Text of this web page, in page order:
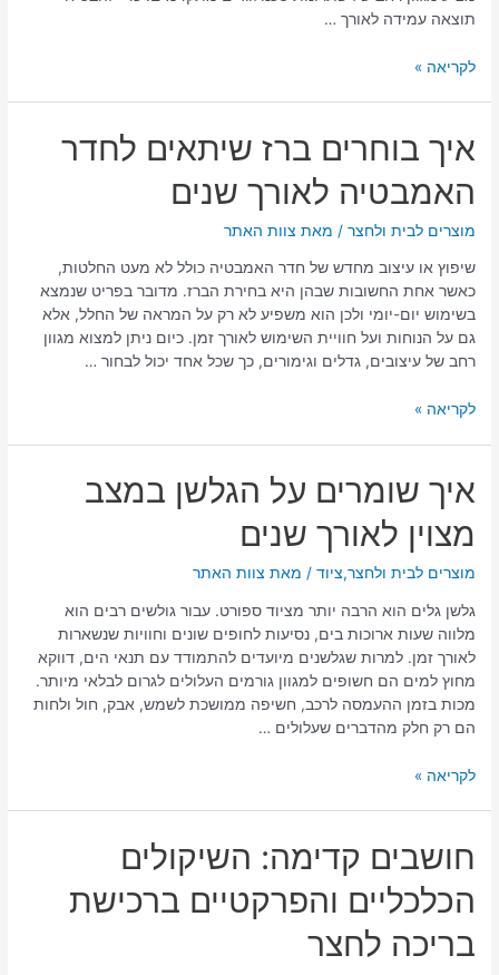
תוצאה עמידה לאורך …
לקריאה »
איך בוחרים ברז שיתאים לחדר
האמבטיה לאורך שנים
מוצרים לבית ולחצר / מאת צוות האתר
שיפוץ או עיצוב מחדש של חדר האמבטיה כולל לא מעט החלטות,
כאשר אחת החשובות שבהן היא בחירת הברז. מדובר בפריט שנמצא
בשימוש יום-יומי ולכן הוא משפיע לא רק על המראה של החלל, אלא
גם על הנוחות ועל חוויית השימוש לאורך זמן. כיום ניתן למצוא מגוון
רחב של עיצובים, גדלים וגימורים, כך שכל אחד יכול לבחור …
בוחרים
ברז
שיתאים
לחדר
לאורך
שנים
לקריאה »
איך שומרים על הגלשן במצב
מצוין לאורך שנים
מוצרים לבית ולחצר,ציוד / מאת צוות האתר
גלשן גלים הוא הרבה יותר מציוד ספורט. עבור גולשים רבים הוא
מלווה שעות ארוכות בים, נסיעות לחופים שונים וחוויות שנשארות
לאורך זמן. למרות שגלשנים מיועדים להתמודד עם תנאי הים, דווקא
מחוץ למים הם חשופים למגוון גורמים העלולים לגרום לבלאי מיותר.
מכות בזמן ההעמסה לרכב, חשיפה ממושכת לשמש, אבק, חול ולחות
הם רק חלק מהדברים שעלולים …
שומרים
על
הגלשן
במצב
לאורך
שנים
לקריאה »
חושבים קדימה: השיקולים
הכלכליים והפרקטיים ברכישת
בריכה לחצר
קדימה:
השיקולים
הכלכליים
והפרקטיים
ברכישת